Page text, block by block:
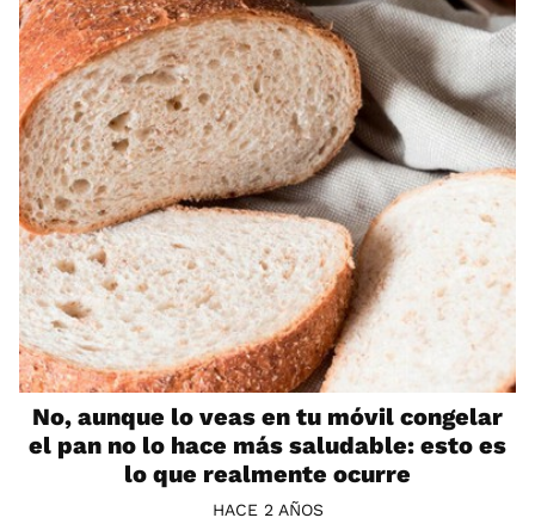
No, aunque lo veas en tu móvil congelar
el pan no lo hace más saludable: esto es
lo que realmente ocurre
HACE 2 AÑOS